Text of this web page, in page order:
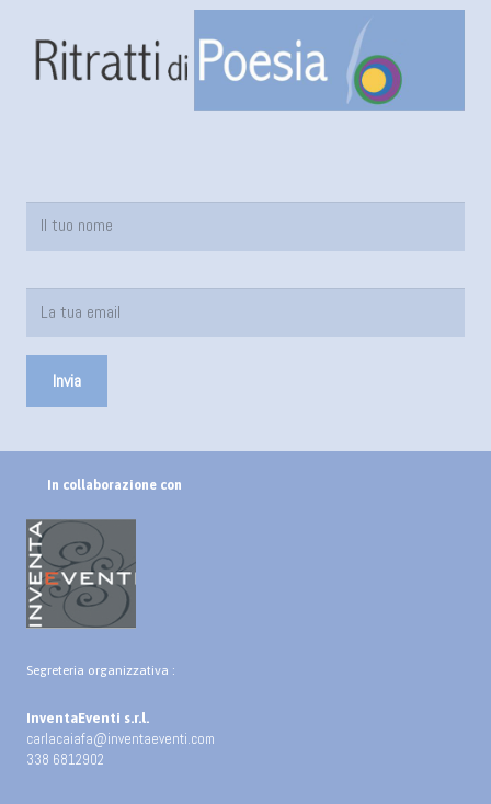
In collaborazione con
Segreteria organizzativa :
InventaEventi s.r.l.
carlacaiafa@inventaeventi.com
338 6812902